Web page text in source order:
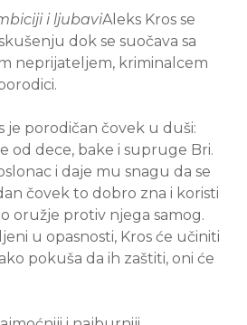
i ljubaviAleks Kros se
dok se suočava sa
neprijateljem, kriminalcem
je porodičan čovek u duši:
od dece, bake i supruge Bri.
i daje mu snagu da se
čovek to dobro zna i koristi
oružje protiv njega samog.
u opasnosti, Kros će učiniti
pokuša da ih zaštiti, oni će